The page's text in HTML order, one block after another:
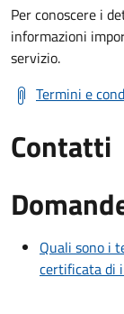
Per conoscere i
informazioni
servizio.
Termini e
Contatti
Quali sono i
certificata di